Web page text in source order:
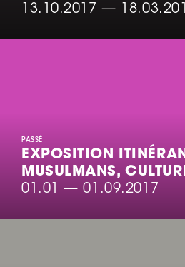
13.10.2017—
PASSÉ
EXPOSITION
MUSULMANS,
01.01— 01.09.2017